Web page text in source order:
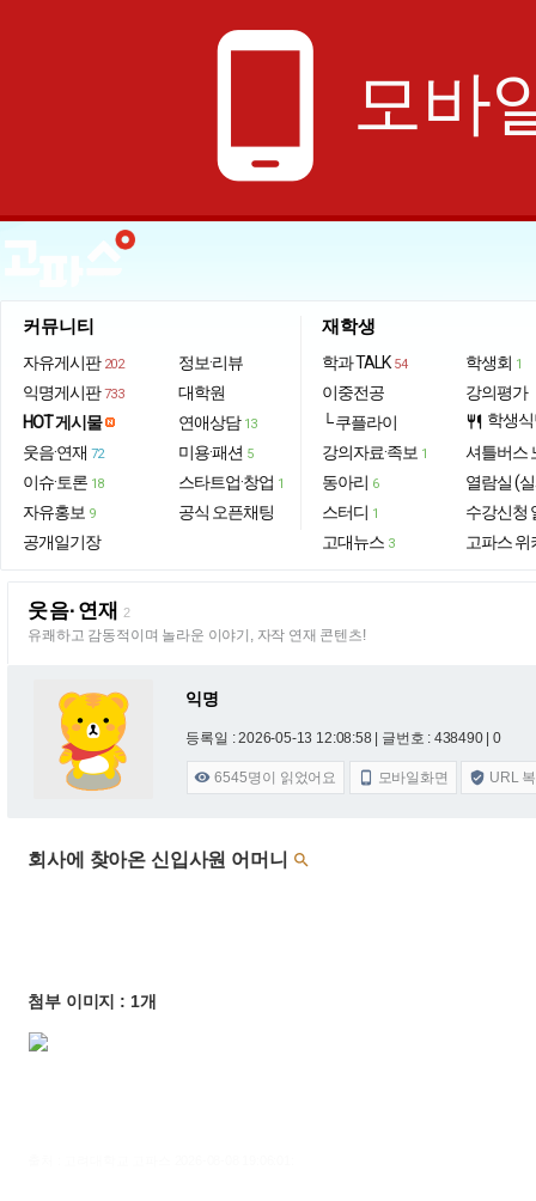
phone_android 모바
커뮤니티
자유게시판 202
익명게시판 733
HOT 게시물
웃음·연재 72
이슈·토론 18
자유홍보 9
공개일기장
정보·리뷰
대학원
연애상담 13
미용·패션 5
스타트업·창업 1
공식 오픈채팅
재학생
학과 TALK 54
이중전공
└ 쿠플라이
강의자료·족보 1
동아리 6
스터디 1
고대뉴스 3
학생회 1
강의평가
restaurant 학생
셔틀버스
열람실 (
수강신청
고파스 위
웃음·연재 2
유쾌하고 감동적이며 놀라운 이야기, 자작 연재 콘텐츠!
익명
등록일 : 2026-05-13 12:08:58 | 글번호 : 438490 | 0
 6545명이 읽었어요  모바일화면  URL
회사에 찾아온 신입사원 어머니 
첨부 이미지 : 1개